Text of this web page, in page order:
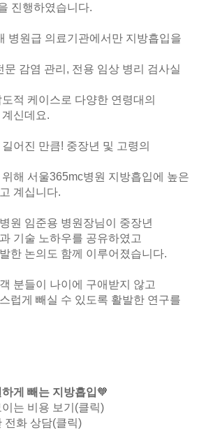
진행하였습니다.
병원급 의료기관에서만 지방흡입을
문 감염 관리, 전용 임상 병리 검사실
적 케이스로 다양한 연령대의
계신데요.
어진 만큼! 중장년 및 고령의
해 서울365mc병원 지방흡입에 높은
계십니다.
원 임준용 병원장님이 중장년
기술 노하우를 공유하였고
한 논의도 함께 이루어졌습니다.
분들이 나이에 구애받지 않고
럽게 빼실 수 있도록 활발한 연구를
게 빼는 지방흡입 🧡
는 비용 보기 (클릭)
전화 상담(클릭)